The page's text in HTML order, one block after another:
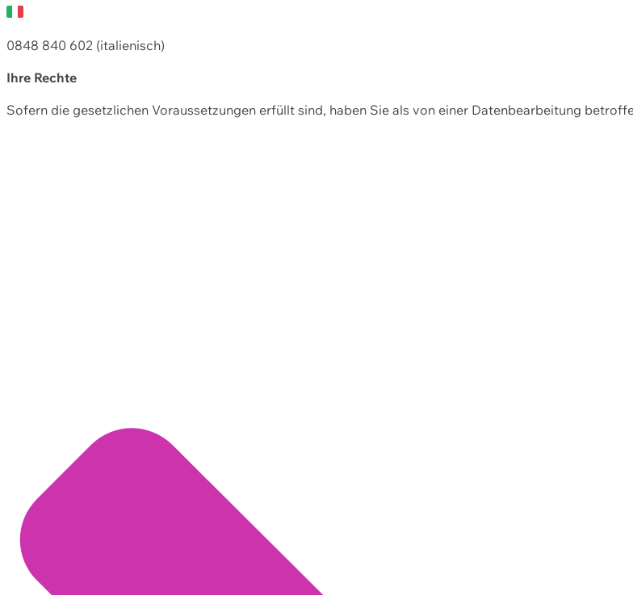
0848 840 602 (italienisch)
Ihre Rechte
Sofern die gesetzlichen Voraussetzungen erfüllt sind, haben Sie als von einer Datenbearbeitung